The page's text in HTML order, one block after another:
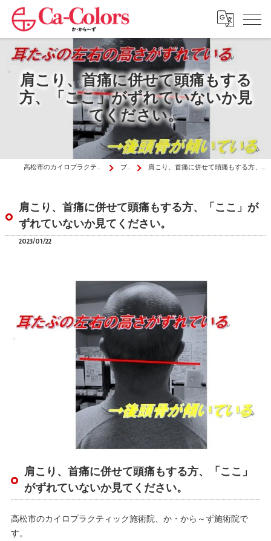
肩こり、首痛に併せて頭痛もする
方、「ここ」がずれていないか見
てください。
高松市のカイロプラクティックはか・から～ず施術院 ブログ 肩こり、首痛に併せて頭痛もする方、「ここ」がずれていないか見てください。
肩こり、首痛に併せて頭痛もする方、「ここ」が
ずれていないか見てください。
2023/01/22
肩こり、首痛に併せて頭痛もする方、「ここ」
がずれていないか見てください。
高松市のカイロプラクティック施術院、か・から～ず施術院で
す。